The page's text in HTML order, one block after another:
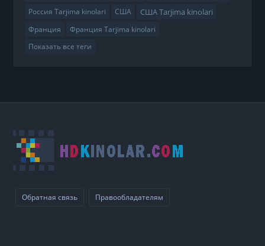
Россия Tarjima kinolari
США США Tarjima kinolari
Франция
Франция Tarjima kinolari
Показать все теги
Обратная связь Правообладателям